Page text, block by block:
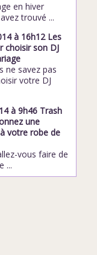
en hiver
trouvé ...
à 16h12 Les
choisir son DJ
ne savez pas
votre DJ
à 9h46 Trash
une
votre robe de
vous faire de
...